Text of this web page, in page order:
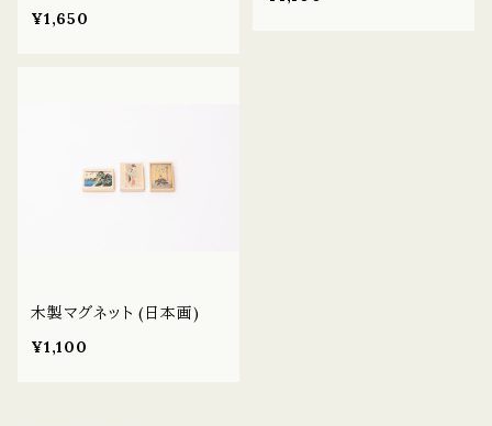
¥1,650
木製マグネット (日本画)
¥1,100